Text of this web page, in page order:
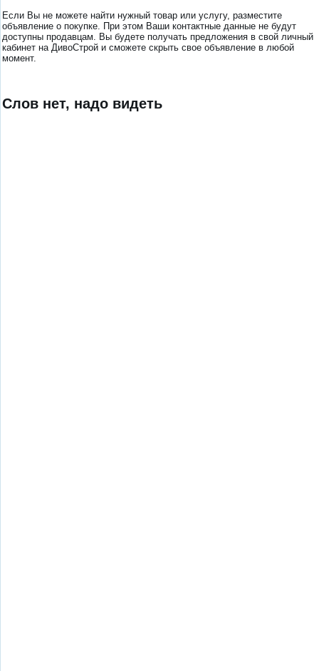
Если Вы не можете найти нужный товар или услугу, разместите
объявление о покупке. При этом Ваши контактные данные не будут
доступны продавцам. Вы будете получать предложения в свой личный
кабинет на ДивоСтрой и сможете скрыть свое объявление в любой
момент.
Слов нет, надо видеть